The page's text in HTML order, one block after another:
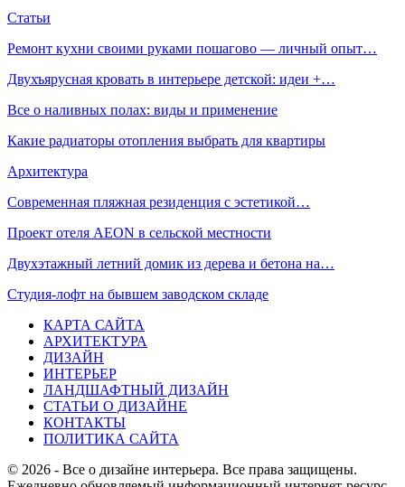
Статьи
Ремонт кухни своими руками пошагово — личный опыт…
Двухъярусная кровать в интерьере детской: идеи +…
Все о наливных полах: виды и применение
Какие радиаторы отопления выбрать для квартиры
Архитектура
Современная пляжная резиденция с эстетикой…
Проект отеля AEON в сельской местности
Двухэтажный летний домик из дерева и бетона на…
Студия-лофт на бывшем заводском складе
КАРТА САЙТА
АРХИТЕКТУРА
ДИЗАЙН
ИНТЕРЬЕР
ЛАНДШАФТНЫЙ ДИЗАЙН
СТАТЬИ О ДИЗАЙНЕ
КОНТАКТЫ
ПОЛИТИКА САЙТА
© 2026 - Все о дизайне интерьера. Все права защищены.